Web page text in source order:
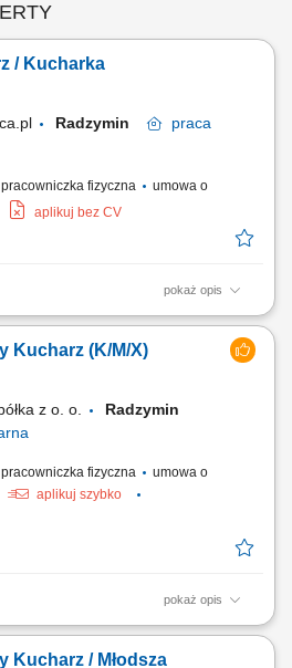
/ Kucharka
Radzymin
praca
fizyczna
umowa o
aplikuj bez CV
pokaż opis
dań według receptur (dania
posiłków, obsługa oraz bieżące
Dbanie o wysoki standard i jakość
Kucharz (K/M/X)
z o. o.
Radzymin
fizyczna
umowa o
aplikuj szybko
pokaż opis
dań zgodnie z
dania śniadaniowe, bary
Kucharz / Młodsza